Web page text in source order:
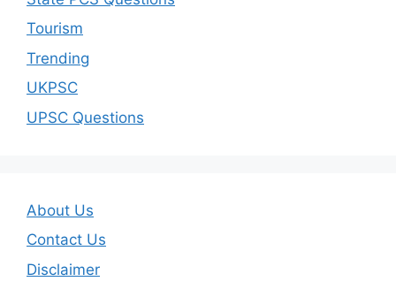
Tourism
Trending
UKPSC
UPSC Questions
About Us
Contact Us
Disclaimer